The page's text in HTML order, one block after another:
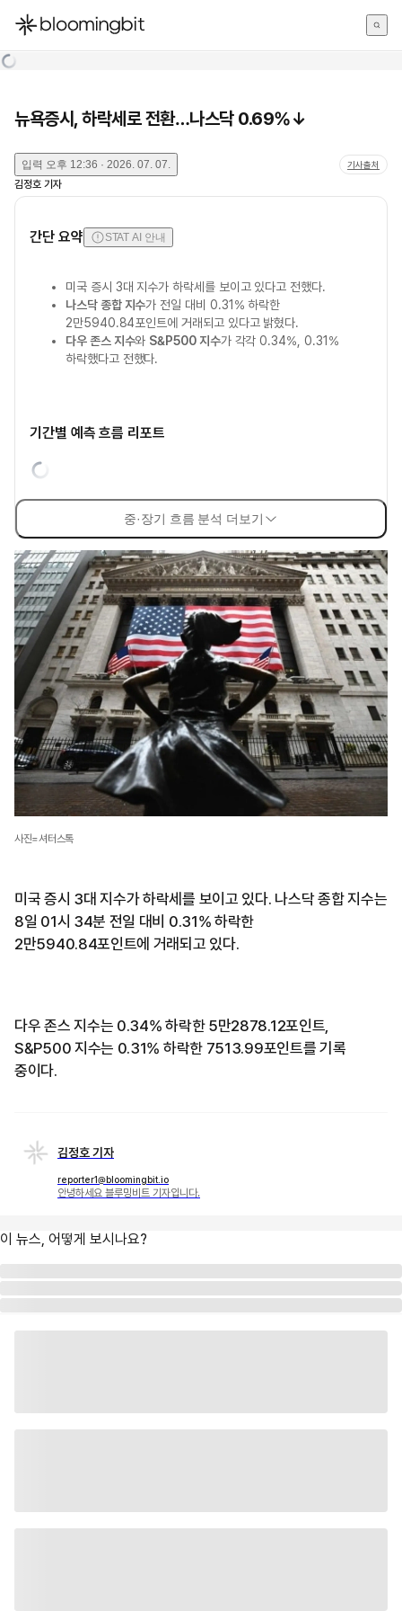
한국어
뉴욕증시, 하락세로 전환…나스닥 0.69%↓
입력 오후 12:36 · 2026. 07. 07. 기사출처
김정호 기자
간단 요약 STAT AI 안내
미국 증시 3대 지수가 하락세를 보이고 있다고 전했다.
나스닥 종합 지수가 전일 대비 0.31% 하락한
2만5940.84포인트에 거래되고 있다고 밝혔다.
다우 존스 지수와 S&P500 지수가 각각 0.34%, 0.31%
하락했다고 전했다.
기간별 예측 흐름 리포트
중·장기 흐름 분석 더보기
사진=셔터스톡
미국 증시 3대 지수가 하락세를 보이고 있다. 나스닥 종합 지수는
8일 01시 34분 전일 대비 0.31% 하락한
2만5940.84포인트에 거래되고 있다.
다우 존스 지수는 0.34% 하락한 5만2878.12포인트,
S&P500 지수는 0.31% 하락한 7513.99포인트를 기록
중이다.
김정호 기자
reporter1@bloomingbit.io
안녕하세요 블루밍비트 기자입니다.
이 뉴스, 어떻게 보시나요?